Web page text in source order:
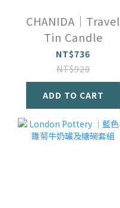
CHANIDA｜Travel
Tin Candle
NT$736
NT$920
ADD TO CART